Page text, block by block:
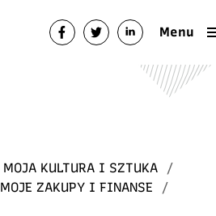
Menu
MOJA KULTURA I SZTUKA
/
MOJE ZAKUPY I FINANSE
/